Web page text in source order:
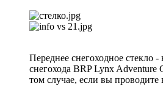
Переднее снегоходное стекло -
снегохода BRP Lynx Adventure
том случае, если вы проводите